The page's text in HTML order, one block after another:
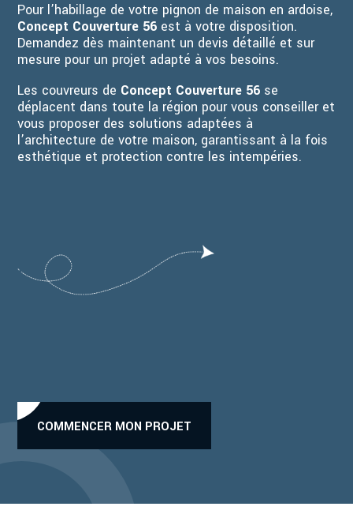
Pour l’habillage de votre pignon de maison en ardoise,
Concept Couverture 56 est à votre disposition.
Demandez dès maintenant un devis détaillé et sur
mesure pour un projet adapté à vos besoins.
Les couvreurs de Concept Couverture 56 se
déplacent dans toute la région pour vous conseiller et
vous proposer des solutions adaptées à
l’architecture de votre maison, garantissant à la fois
esthétique et protection contre les intempéries.
COMMENCER MON PROJET